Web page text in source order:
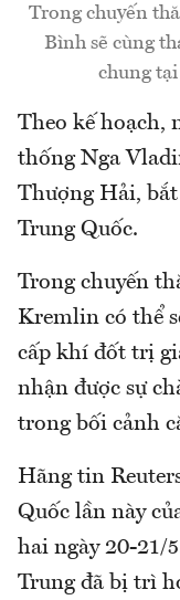
Trong chuyến
Bình sẽ cùng
chung
Theo kế hoạch,
thống Nga
Thượng Hải,
Trung Quốc.
Trong chuyến
Kremlin có thể
cấp khí đốt trị
nhận được sự
trong bối cảnh
Hãng tin
Quốc lần này
hai ngày 20-21/
Trung đã bị trì